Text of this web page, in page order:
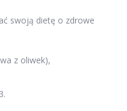
swoją dietę o zdrowe
z oliwek),